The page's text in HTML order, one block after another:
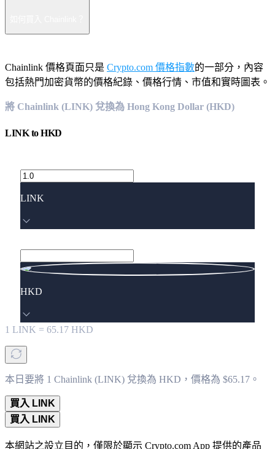
Chainlink 價格頁面只是 Crypto.com 價格指數的一部分，內容
包括熱門加密貨幣的價格紀錄、價格行情、市值和實時圖表。
將 Chainlink (LINK) 兌換為 Hong Kong Dollar (HKD)
LINKtoHKD
LINK
HKD
1 LINK = 65.17 HKD
本日要將 1 Chainlink (LINK) 兌換為 HKD，價格為 $65.17。
買入 LINK
買入 LINK
本網站之設立目的，僅限於顯示 Crypto.com App 提供的產品